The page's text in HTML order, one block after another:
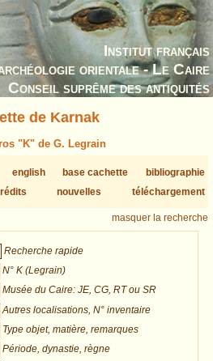
Institut français
orientale - Le Caire
Conseil suprême des antiquités
de Karnak
"K" de G. Legrain
english base cachette
bibliographie
nouvelles téléchargement
masquer la recherche
Recherche rapide
N° K (Legrain)
Musée du Caire: JE, CG, RT ou SR
Autres localisations, N° inventaire
Type objet, matière, remarques
Période, dynastie, règne